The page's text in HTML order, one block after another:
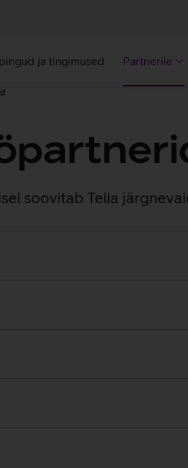
ja tingimused Partnerile
soovitab Telia